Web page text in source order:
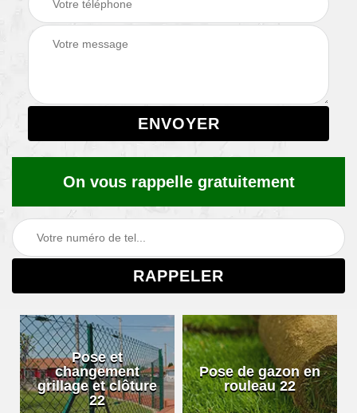
On vous rappelle gratuitement
Pose et
changement
grillage et clôture
22
Pose de gazon en
rouleau 22